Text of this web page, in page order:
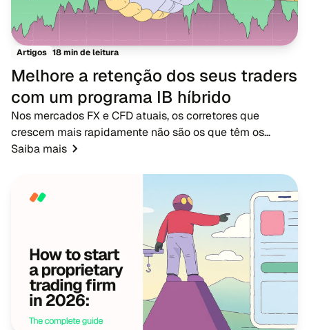
Artigos 18 min de leitura
Melhore a retenção dos seus traders
com um programa IB híbrido
Nos mercados FX e CFD atuais, os corretores que
crescem mais rapidamente não são os que têm os
maiores orçamentos de publicidade - são os que têm
Saiba mais